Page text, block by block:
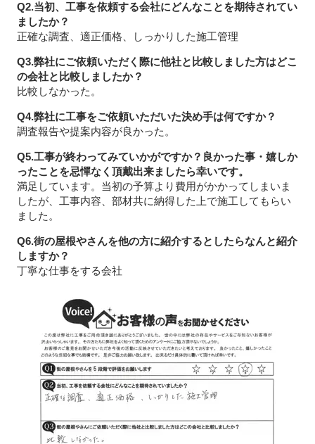
Q2.当初、工事を依頼する会社にどんなことを期待されてい
ましたか？
正確な調査、適正価格、しっかりした施工管理
Q3.弊社にご依頼いただく際に他社と比較しました方はどこ
の会社と比較しましたか？
比較しなかった。
Q4.弊社に工事をご依頼いただいた決め手は何ですか？
調査報告や提案内容が良かった。
Q5.工事が終わってみていかがですか？良かった事・嬉しか
ったことを忌憚なく頂戴出来ましたら幸いです。
満足しています。当初の予算より費用がかかってしまいま
したが、工事内容、部材共に納得した上で施工してもらい
ました。
Q6.街の屋根やさんを他の方に紹介するとしたらなんと紹介
しますか？
丁寧な仕事をする会社